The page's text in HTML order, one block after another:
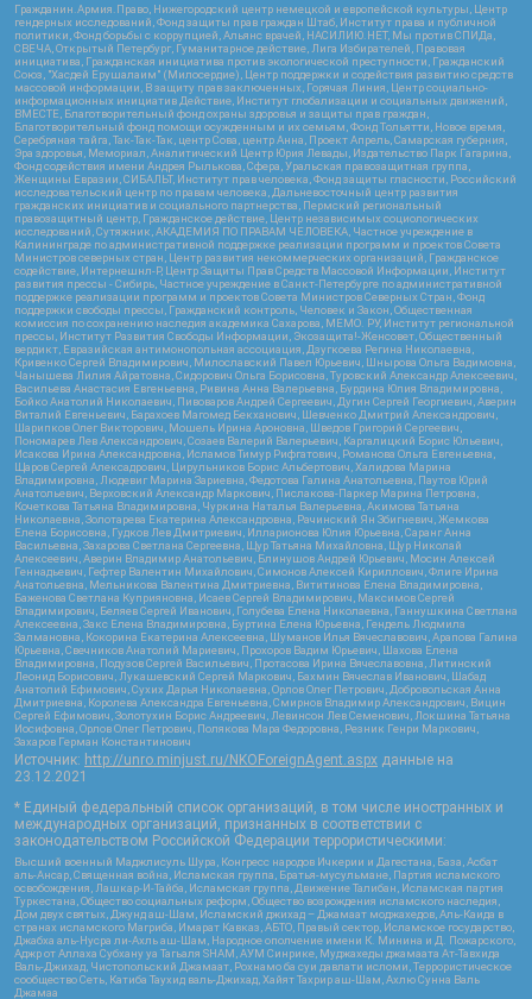
Гражданин.Армия.Право, Нижегородский центр немецкой и европейской культуры, Центр
гендерных исследований, Фонд защиты прав граждан Штаб, Институт права и публичной
политики, Фонд борьбы с коррупцией, Альянс врачей, НАСИЛИЮ.НЕТ, Мы против СПИДа,
СВЕЧА, Открытый Петербург, Гуманитарное действие, Лига Избирателей, Правовая
инициатива, Гражданская инициатива против экологической преступности, Гражданский
Союз, "Хасдей Ерушалаим" (Милосердие), Центр поддержки и содействия развитию средств
массовой информации, В защиту прав заключенных, Горячая Линия, Центр социально-
информационных инициатив Действие, Институт глобализации и социальных движений,
ВМЕСТЕ, Благотворительный фонд охраны здоровья и защиты прав граждан,
Благотворительный фонд помощи осужденным и их семьям, Фонд Тольятти, Новое время,
Серебряная тайга, Так-Так-Так, центр Сова, центр Анна, Проект Апрель, Самарская губерния,
Эра здоровья, Мемориал, Аналитический Центр Юрия Левады, Издательство Парк Гагарина,
Фонд содействия имени Андрея Рылькова, Сфера, Уральская правозащитная группа,
Женщины Евразии, СИБАЛЬТ, Институт прав человека, Фонд защиты гласности, Российский
исследовательский центр по правам человека, Дальневосточный центр развития
гражданских инициатив и социального партнерства, Пермский региональный
правозащитный центр, Гражданское действие, Центр независимых социологических
исследований, Сутяжник, АКАДЕМИЯ ПО ПРАВАМ ЧЕЛОВЕКА, Частное учреждение в
Калининграде по административной поддержке реализации программ и проектов Совета
Министров северных стран, Центр развития некоммерческих организаций, Гражданское
содействие, Интернешнл-Р, Центр Защиты Прав Средств Массовой Информации, Институт
развития прессы - Сибирь, Частное учреждение в Санкт-Петербурге по административной
поддержке реализации программ и проектов Совета Министров Северных Стран, Фонд
поддержки свободы прессы, Гражданский контроль, Человек и Закон, Общественная
комиссия по сохранению наследия академика Сахарова, МЕМО. РУ, Институт региональной
прессы, Институт Развития Свободы Информации, Экозащита!-Женсовет, Общественный
вердикт, Евразийская антимонопольная ассоциация, Дзугкоева Регина Николаевна,
Кривенко Сергей Владимирович, Милославский Павел Юрьевич, Шнырова Ольга Вадимовна,
Чанышева Лилия Айратовна, Сидорович Ольга Борисовна, Туровский Александр Алексеевич,
Васильева Анастасия Евгеньевна, Ривина Анна Валерьевна, Бурдина Юлия Владимировна,
Бойко Анатолий Николаевич, Пивоваров Андрей Сергеевич, Дугин Сергей Георгиевич, Аверин
Виталий Евгеньевич, Барахоев Магомед Бекханович, Шевченко Дмитрий Александрович,
Шарипков Олег Викторович, Мошель Ирина Ароновна, Шведов Григорий Сергеевич,
Пономарев Лев Александрович, Созаев Валерий Валерьевич, Каргалицкий Борис Юльевич,
Исакова Ирина Александровна, Исламов Тимур Рифгатович, Романова Ольга Евгеньевна,
Щаров Сергей Алексадрович, Цирульников Борис Альбертович, Халидова Марина
Владимировна, Людевиг Марина Зариевна, Федотова Галина Анатольевна, Паутов Юрий
Анатольевич, Верховский Александр Маркович, Пислакова-Паркер Марина Петровна,
Кочеткова Татьяна Владимировна, Чуркина Наталья Валерьевна, Акимова Татьяна
Николаевна, Золотарева Екатерина Александровна, Рачинский Ян Збигневич, Жемкова
Елена Борисовна, Гудков Лев Дмитриевич, Илларионова Юлия Юрьевна, Саранг Анна
Васильевна, Захарова Светлана Сергеевна, Щур Татьяна Михайловна, Щур Николай
Алексеевич, Аверин Владимир Анатольевич, Блинушов Андрей Юрьевич, Мосин Алексей
Геннадьевич, Гефтер Валентин Михайлович, Симонов Алексей Кириллович, Флиге Ирина
Анатольевна, Мельникова Валентина Дмитриевна, Вититинова Елена Владимировна,
Баженова Светлана Куприяновна, Исаев Сергей Владимирович, Максимов Сергей
Владимирович, Беляев Сергей Иванович, Голубева Елена Николаевна, Ганнушкина Светлана
Алексеевна, Закс Елена Владимировна, Буртина Елена Юрьевна, Гендель Людмила
Залмановна, Кокорина Екатерина Алексеевна, Шуманов Илья Вячеславович, Арапова Галина
Юрьевна, Свечников Анатолий Мариевич, Прохоров Вадим Юрьевич, Шахова Елена
Владимировна, Подузов Сергей Васильевич, Протасова Ирина Вячеславовна, Литинский
Леонид Борисович, Лукашевский Сергей Маркович, Бахмин Вячеслав Иванович, Шабад
Анатолий Ефимович, Сухих Дарья Николаевна, Орлов Олег Петрович, Добровольская Анна
Дмитриевна, Королева Александра Евгеньевна, Смирнов Владимир Александрович, Вицин
Сергей Ефимович, Золотухин Борис Андреевич, Левинсон Лев Семенович, Локшина Татьяна
Иосифовна, Орлов Олег Петрович, Полякова Мара Федоровна, Резник Генри Маркович,
Захаров Герман Константинович
Источник: http://unro.minjust.ru/NKOForeignAgent.aspx данные на
23.12.2021
* Единый федеральный список организаций, в том числе иностранных и
международных организаций, признанных в соответствии с
законодательством Российской Федерации террористическими:
Высший военный Маджлисуль Шура, Конгресс народов Ичкерии и Дагестана, База, Асбат
аль-Ансар, Священная война, Исламская группа, Братья-мусульмане, Партия исламского
освобождения, Лашкар-И-Тайба, Исламская группа, Движение Талибан, Исламская партия
Туркестана, Общество социальных реформ, Общество возрождения исламского наследия,
Дом двух святых, Джунд аш-Шам, Исламский джихад – Джамаат моджахедов, Аль-Каида в
странах исламского Магриба, Имарат Кавказ, АБТО, Правый сектор, Исламское государство,
Джабха аль-Нусра ли-Ахль аш-Шам, Народное ополчение имени К. Минина и Д. Пожарского,
Аджр от Аллаха Субхану уа Тагьаля SHAM, АУМ Синрике, Муджахеды джамаата Ат-Тавхида
Валь-Джихад, Чистопольский Джамаат, Рохнамо ба суи давлати исломи, Террористическое
сообщество Сеть, Катиба Таухид валь-Джихад, Хайят Тахрир аш-Шам, Ахлю Сунна Валь
Джамаа